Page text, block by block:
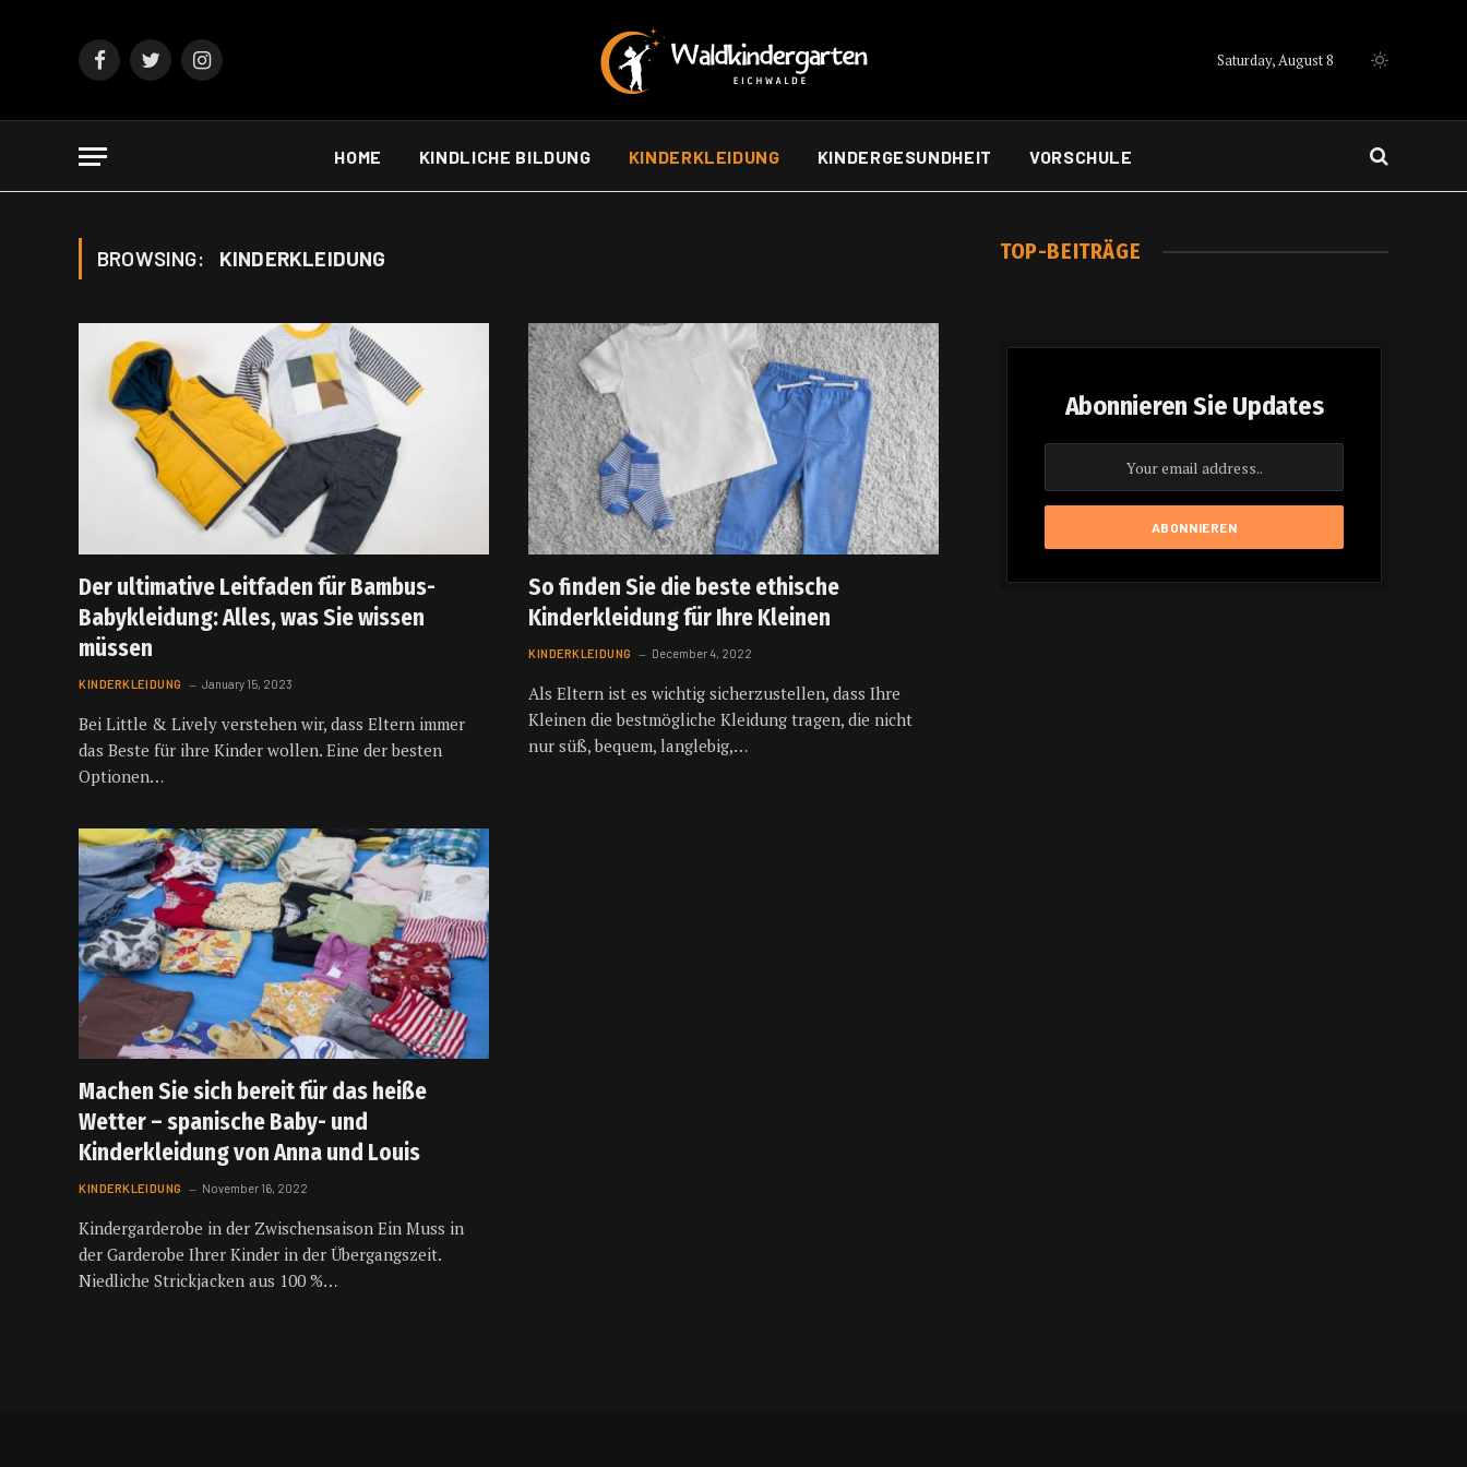
FacebookTwitterInstagram Saturday, August 8
HOME KINDLICHE BILDUNG KINDERKLEIDUNG KINDERGESUNDHEIT VORSCHULE
BROWSING: KINDERKLEIDUNG
Der ultimative Leitfaden für Bambus-
Babykleidung: Alles, was Sie wissen
müssen
KINDERKLEIDUNG January 15, 2023
Bei Little & Lively verstehen wir, dass Eltern immer
das Beste für ihre Kinder wollen. Eine der besten
Optionen…
So finden Sie die beste ethische
Kinderkleidung für Ihre Kleinen
KINDERKLEIDUNG December 4, 2022
Als Eltern ist es wichtig sicherzustellen, dass Ihre
Kleinen die bestmögliche Kleidung tragen, die nicht
nur süß, bequem, langlebig,…
Machen Sie sich bereit für das heiße
Wetter – spanische Baby- und
Kinderkleidung von Anna und Louis
KINDERKLEIDUNG November 16, 2022
Kindergarderobe in der Zwischensaison Ein Muss in
der Garderobe Ihrer Kinder in der Übergangszeit.
Niedliche Strickjacken aus 100 %…
TOP-BEITRÄGE
Abonnieren Sie Updates